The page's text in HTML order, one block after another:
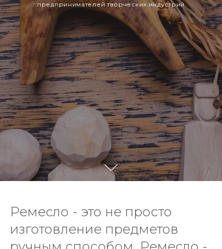
предпринимателей творческих индустрий
Ремесло - это не просто
изготовление предметов